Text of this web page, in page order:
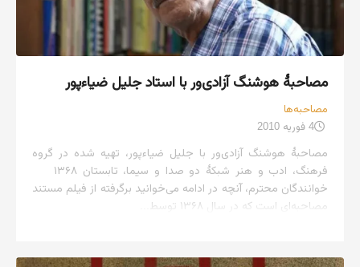
مصاحبهٔ هوشنگ آزادی‌ور با استاد جلیل ضیاءپور
مصاحبه‌ها
4 فوریه 2010
مصاحبهٔ هوشنگ آزادی‌ور با جلیل ضیاءپور، تهیه شده در گروه
خوانندگان محترم، آنچه در ادامه می‌خوانید برگرفته از فیلم مستند
مصاحبه‌ای است که در سال ۱۳۶۸ توسط...